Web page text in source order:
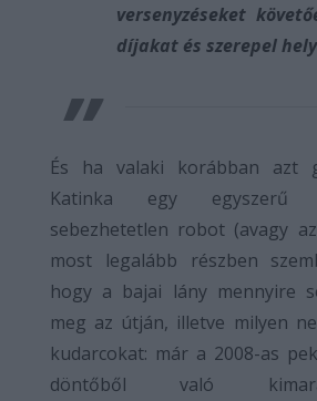
versenyzéseket
díjakat és szerepel
És ha valaki korábban azt
Katinka egy egyszerű
sebezhetetlen robot (avagy
most legalább részben
hogy a bajai lány mennyire
meg az útján, illetve milyen
kudarcokat: már a 2008-as
döntőből való